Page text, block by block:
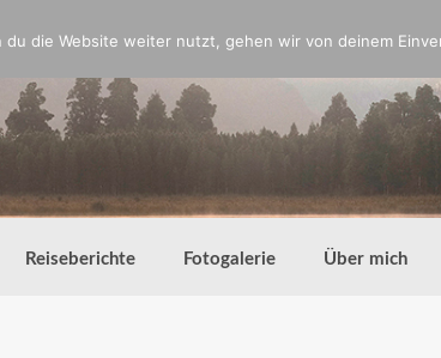
Reiseberichte Fotogalerie Über mich
die Website weiter nutzt, gehen wir von deinem